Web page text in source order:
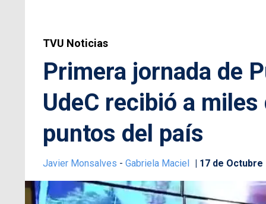
TVU Noticias
Primera jornada de
UdeC recibió a
puntos del país
Javier Monsalves - Gabriela Maciel 17 de Octubre